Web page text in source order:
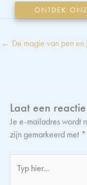
ONTDEK
← De magie van pen en
Laat een
Je e-mailadres wordt
zijn gemarkeerd met *
hier...